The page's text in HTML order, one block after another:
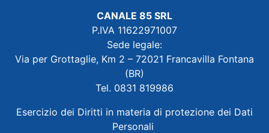
CANALE 85 SRL
P.IVA 11622971007
Sede legale:
Via per Grottaglie, Km 2 – 72021 Francavilla Fontana
(BR)
Tel. 0831 819986
Esercizio dei Diritti in materia di protezione dei Dati
Personali